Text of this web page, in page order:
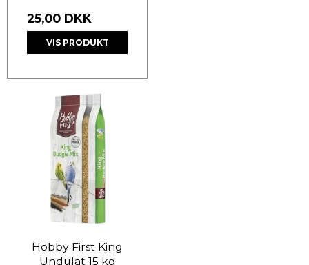
25,00 DKK
VIS PRODUKT
Hobby First King
Undulat 15 kg